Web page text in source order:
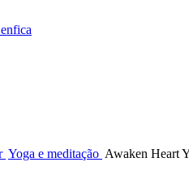
Yoga e meditação Awaken Heart